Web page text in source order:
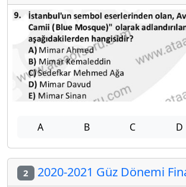
A B C D
2 2020-2021 Güz Dönemi